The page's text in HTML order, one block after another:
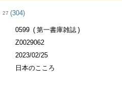
27 (304)
0599
第一書庫雑誌
Z0029062
2023/02/25
日本のこころ